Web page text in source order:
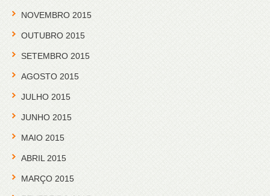
NOVEMBRO 2015
OUTUBRO 2015
SETEMBRO 2015
AGOSTO 2015
JULHO 2015
JUNHO 2015
MAIO 2015
ABRIL 2015
MARÇO 2015